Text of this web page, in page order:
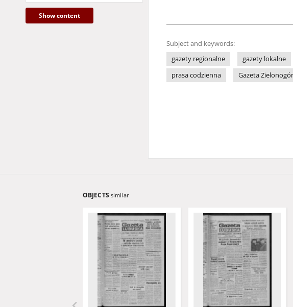
Show content
Subject and keywords:
gazety regionalne
gazety lokalne
prasa codzienna
Gazeta
OBJECTS similar